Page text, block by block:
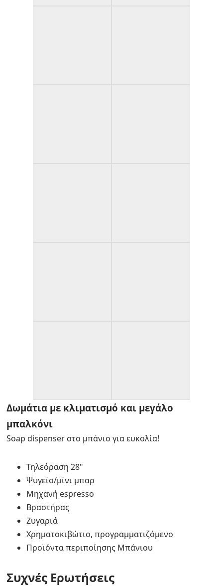
Δωμάτια με κλιματισμό και μεγάλο
μπαλκόνι
Soap dispenser στο μπάνιο για ευκολία!
Τηλεόραση 28"
Ψυγείο/μίνι μπαρ
Μηχανή espresso
Βραστήρας
Ζυγαριά
Χρηματοκιβώτιο, προγραμματιζόμενο
Προϊόντα περιποίησης Μπάνιου
Συχνές Ερωτήσεις